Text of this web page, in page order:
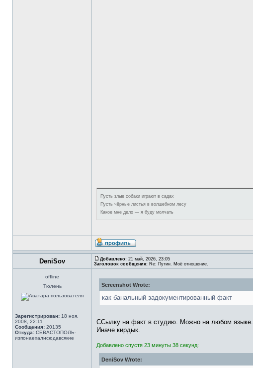
Пусть злые собаки играют в садах
Пусть чёрные листья в волшебном лесу
Какое мне дело — я буду молчать
DeniSov Добавлено: 21 май, 2026, 23:05
Заголовок сообщения: Re: Путин. Моё отношение.
offline
Тюлень
Зарегистрирован: 18 ноя,
2008, 22:11
Сообщения: 20135
Откуда: СЕВАСТОПОЛЬ-
изпонаехалисюдавсякие
Screenshot Wrote:
как банальный задокументированный факт
ССылку на факт в студию. Можно на любом языке.
Иначе кирдык.
Добавлено спустя 23 минуты 38 секунд:
DeniSov Wrote: